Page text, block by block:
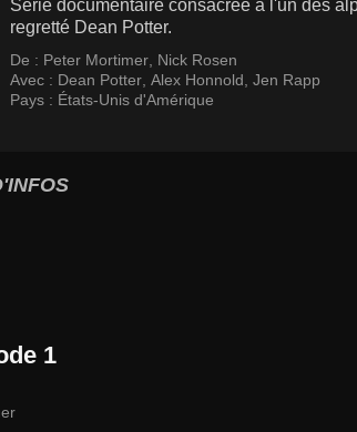
Série documentaire consacrée à l'un des
regretté Dean Potter.
De : Peter Mortimer Nick Rosen
Avec : Dean Potter Alex Honnold Jen Rapp
Pays : États-Unis d'Amérique
1